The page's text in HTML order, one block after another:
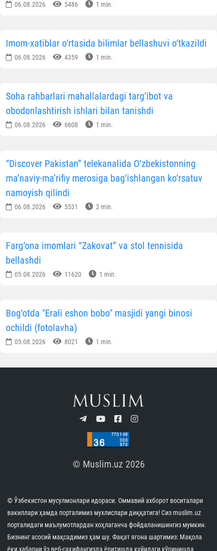
06.08.2026 5486 1 min.
Imom-xatiblar o‘rtasida bilimlar bellashuvi o‘tkazildi
06.08.2026 4359 1 min.
Soha rahbarlari mahallalardagi targ‘ibot va
obodonlashtirish ishlari bilan tanishdi
06.08.2026 6608 1 min.
“Discover Pakistan” telekanalida O‘zbekistonning
ma’naviy-ma’rifiy merosiga bag‘ishlangan ko‘rsatuv
namoyish qilindi
06.08.2026 5531 2 min.
Farg‘ona imomlari “Zakovat” va stol tennisida
bellashdi
05.08.2026 11620 1 min.
Bog‘otda "Erali eshon bobo" masjidi yangi binosi
ochildi (fotolavha)
05.08.2026 8021 1 min.
© Muslim.uz 2026
© Ўзбекистон мусулмонлари идораси. Оммавий ахборот воситалари
вакиллари ҳамда порталимиз мухлислари диққатига! Сиз muslim.uz
порталидаги маълумотлардан хоҳлаганча фойдаланишингиз мумкин.
Бизнинг асосий мақсадимиз ҳам шу. Фақат ягона шартимиз: Мақола
ёки хабарни ўз веб-саҳифангизда ёритишда қуйидаги кўринишда